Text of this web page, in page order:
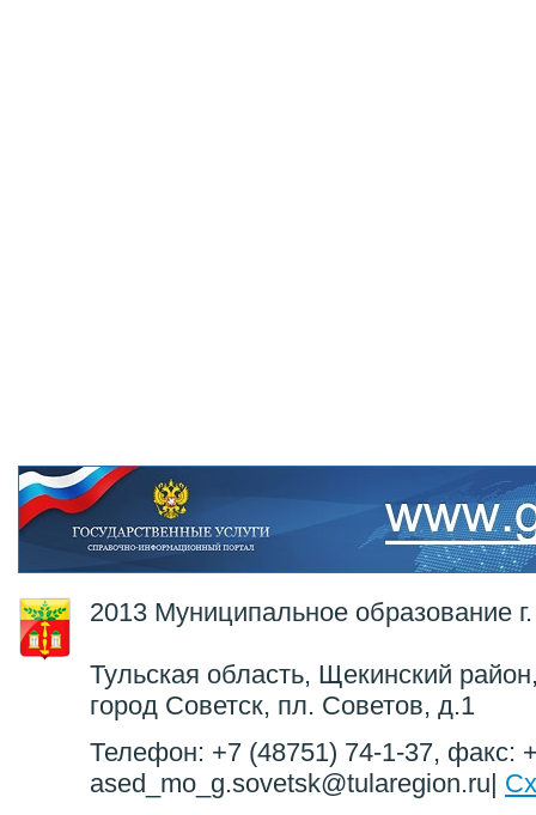
2013 Муниципальное образование
Тульская область, Щекинский
город Советск, пл. Советов, д.1
Телефон: +7 (48751) 74-1-37, факс:
ased_mo_g.sovetsk@tularegion.ru|